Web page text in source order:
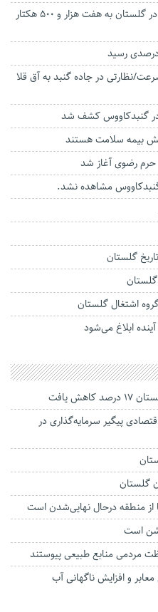
سطح آلودگی آفت مگس مدیترانه‌ای در گلستان به هفت هزار و ۵۰۰ هکتار
نظارتی در جاده گنبد به آق قلا
در گنبدکاووس کشف شد
حرم رضوی آغاز شد
گنبدکاووس مشاهده نشد.
ابلاغ می‌شود
یافت
با ۱۱ هلدینگ اقتصادی پیگیر سرمایه‌گذاری در
گلستان
از منطقه درحال نهایی‌شدن است
است
و افزایش ناگهانی آب